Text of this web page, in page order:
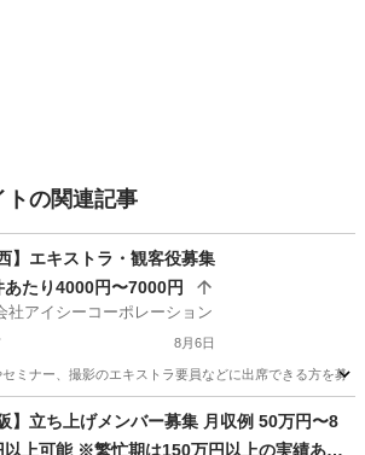
トの関連記事
西】エキストラ・観客役募集
あたり4000円〜7000円
社アイシーコーポレーション
8月6日
ミナー、撮影のエキストラ要員などに出席できる方を募
他 観客
立ち上げメンバー募集 月収例 50万円〜8
以上可能 ※繁忙期は150万円以上の実績あり